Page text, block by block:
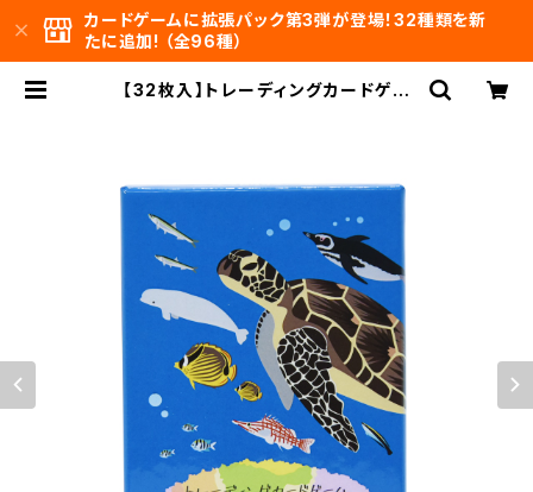
カードゲームに拡張パック第3弾が登場！32種類を新
たに追加! （全96種）
【32枚入】トレーディングカードゲー
st Companions [32 Cards] | 海